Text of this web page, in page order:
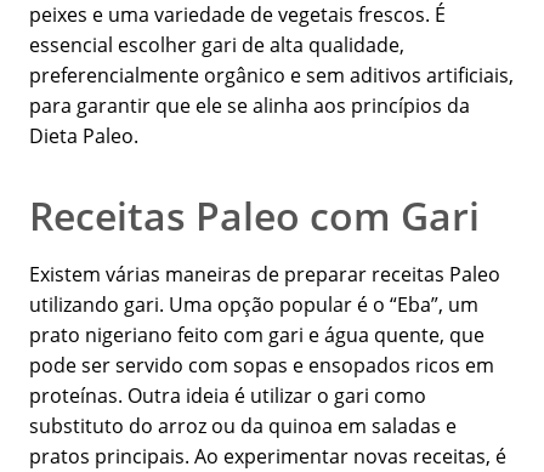
peixes e uma variedade de vegetais frescos. É
essencial escolher gari de alta qualidade,
preferencialmente orgânico e sem aditivos artificiais,
para garantir que ele se alinha aos princípios da
Dieta Paleo.
Receitas Paleo com Gari
Existem várias maneiras de preparar receitas Paleo
utilizando gari. Uma opção popular é o “Eba”, um
prato nigeriano feito com gari e água quente, que
pode ser servido com sopas e ensopados ricos em
proteínas. Outra ideia é utilizar o gari como
substituto do arroz ou da quinoa em saladas e
pratos principais. Ao experimentar novas receitas, é